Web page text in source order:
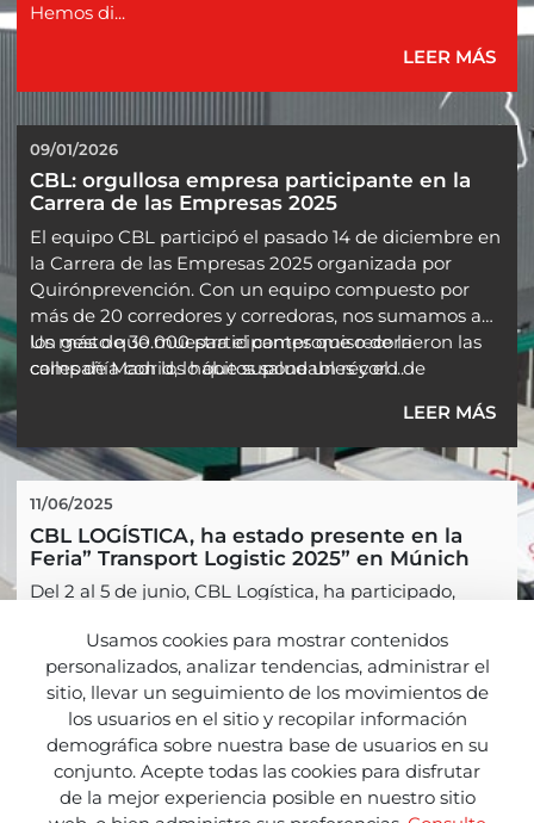
Hemos di...
LEER MÁS
09/01/2026
CBL: orgullosa empresa participante en la
Carrera de las Empresas 2025
El equipo CBL participó el pasado 14 de diciembre en
la Carrera de las Empresas 2025 organizada por
Quirónprevención. Con un equipo compuesto por
más de 20 corredores y corredoras, nos sumamos a
los más de 30.000 participantes que recorrieron las
calles de Madrid, lo que supone un récord de
Un gesto que muestra el compromiso de la
compañía con los hábitos saludables y el ...
LEER MÁS
11/06/2025
CBL LOGÍSTICA, ha estado presente en la
Feria” Transport Logistic 2025” en Múnich
Del 2 al 5 de junio, CBL Logística, ha participado,
Logistic 2025, dónde se han dado cita 77.000
visitantes profesionales, provenientes de más de 130
países , por lo que se ha confirmado como punto de
encuentro imprescindible, para las compañías líderes
en logística, movilidad, TI y Supply Chain de Europa.
Nuestra valoración final, es ...
LEER MÁS
Página 1 de 3
Usamos cookies para mostrar contenidos
personalizados, analizar tendencias, administrar el
sitio, llevar un seguimiento de los movimientos de
los usuarios en el sitio y recopilar información
demográfica sobre nuestra base de usuarios en su
conjunto. Acepte todas las cookies para disfrutar
de la mejor experiencia posible en nuestro sitio